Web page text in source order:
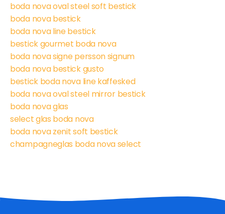
boda nova oval steel soft bestick
boda nova bestick
boda nova line bestick
bestick gourmet boda nova
boda nova signe persson signum
boda nova bestick gusto
bestick boda nova line kaffesked
boda nova oval steel mirror bestick
boda nova glas
select glas boda nova
boda nova zenit soft bestick
champagneglas boda nova select